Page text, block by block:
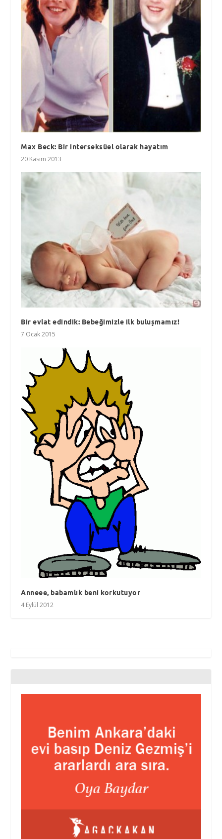
Max Beck: Bir interseksüel olarak hayatım
20 Kasım 2013
Bir evlat edindik: Bebeğimizle ilk buluşmamız!
7 Ocak 2015
Anneee, babamlık beni korkutuyor
4 Eylül 2012